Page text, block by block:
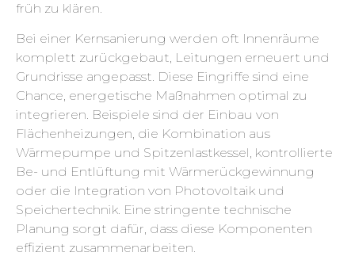
früh zu klären.
Bei einer Kernsanierung werden oft Innenräume
komplett zurückgebaut, Leitungen erneuert und
Grundrisse angepasst. Diese Eingriffe sind eine
Chance, energetische Maßnahmen optimal zu
integrieren. Beispiele sind der Einbau von
Flächenheizungen, die Kombination aus
Wärmepumpe und Spitzenlastkessel, kontrollierte
Be- und Entlüftung mit Wärmerückgewinnung
oder die Integration von Photovoltaik und
Speichertechnik. Eine stringente technische
Planung sorgt dafür, dass diese Komponenten
effizient zusammenarbeiten.